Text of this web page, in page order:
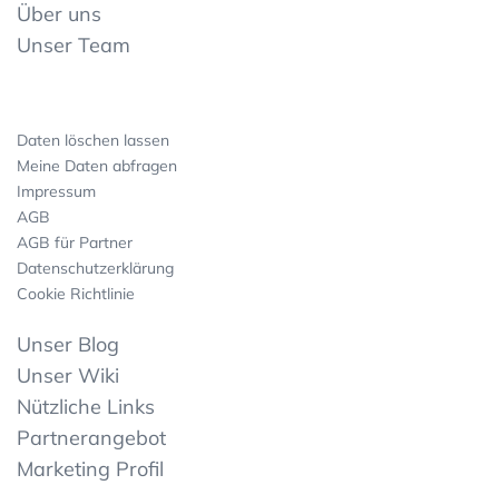
Über uns
Unser Team
Daten löschen lassen
Meine Daten abfragen
Impressum
AGB
AGB für Partner
Datenschutzerklärung
Cookie Richtlinie
Unser Blog
Unser Wiki
Nützliche Links
Partnerangebot
Marketing Profil